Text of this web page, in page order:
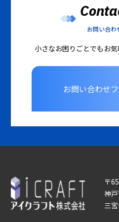
お問い合わ
小さなお困りごとでもお気
お問い合わせ
〒
神
三